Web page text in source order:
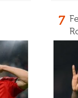
7